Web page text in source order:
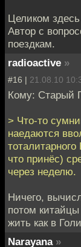
Целиком
Автор с
поездкам.
radioactive »
#16 | 21.08.10
Кому: Старый
> Что-то
наедаются
что принёс)
через неделю.
Ничего,
потом
жить как в
Narayana »